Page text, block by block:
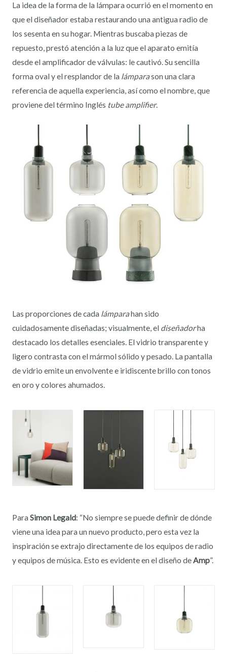
La idea de la forma de la lámpara ocurrió en el momento en
que el diseñador estaba restaurando una antigua radio de
los sesenta en su hogar. Mientras buscaba piezas de
repuesto, prestó atención a la luz que el aparato emitía
desde el amplificador de válvulas: le cautivó. Su sencilla
forma oval y el resplandor de la lámparason una clara
referencia de aquella experiencia, así como el nombre, que
proviene del término Inglés tube amplifier.
Las proporciones de cada lámparahan sido
cuidadosamente diseñadas; visualmente, el diseñadorha
destacado los detalles esenciales. El vidrio transparente y
ligero contrasta con el mármol sólido y pesado. La pantalla
de vidrio emite un envolvente e iridiscente brillo con tonos
en oro y colores ahumados.
Para Simon Legald: “No siempre se puede definir de dónde
viene una idea para un nuevo producto, pero esta vez la
inspiración se extrajo directamente de los equipos de radio
y equipos de música. Esto es evidente en el diseño deAmp”.